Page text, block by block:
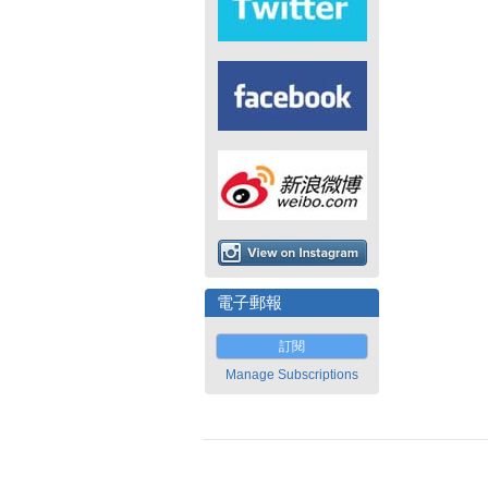
電子郵報
訂閱
Manage Subscriptions